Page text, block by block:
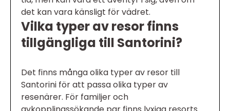
det kan vara känsligt för vädret.
Vilka typer av resor finns
tillgängliga till Santorini?
Det finns många olika typer av resor till
Santorini för att passa olika typer av
resenärer. För familjer och